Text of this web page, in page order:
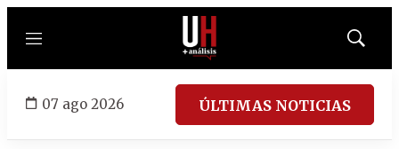
Menú
Mostrar
07 ago 2026 ÚLTIMAS NOTICIAS